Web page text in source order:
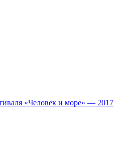
«Человек и море» — 2017